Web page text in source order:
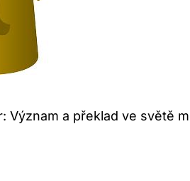
Význam a překlad ve světě